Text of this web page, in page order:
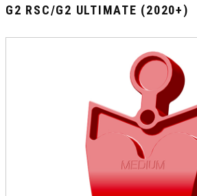
G2 RSC/G2 ULTIMATE (2020+)